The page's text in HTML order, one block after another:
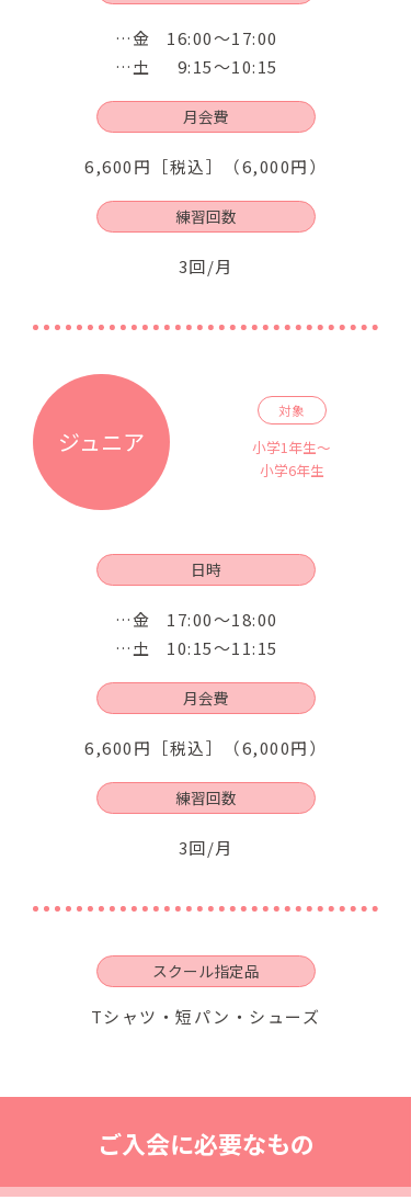
金
16:00～17:00
土
9:15～10:15
月会費
6,600円［税込］（6,000円）
練習回数
3回/月
ジュニア
対象
小学1年生～
小学6年生
日時
金
17:00～18:00
土
10:15～11:15
月会費
6,600円［税込］（6,000円）
練習回数
3回/月
スクール指定品
Tシャツ・短パン・シューズ
ご入会に必要なもの